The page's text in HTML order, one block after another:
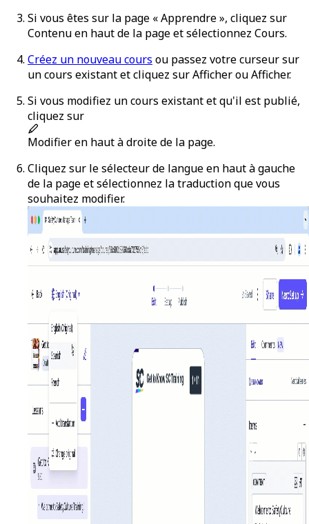
Si vous êtes sur la page « Apprendre », cliquez sur
Contenuen haut de la page et sélectionnez Cours.
Créez un nouveau cours ou passez votre curseur sur
un cours existant et cliquez surAfficherouAfficher.
Si vous modifiez un cours existant et qu'il est publié,
cliquez sur
Modifieren haut à droite de la page.
Cliquez sur le sélecteur de langue en haut à gauche
de la page et sélectionnez la traduction que vous
souhaitez modifier.